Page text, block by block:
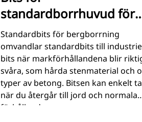
standardborrhuvud för
bergborrning
(bultmonterade)
Standardbits för bergborrning
omvandlar standardbits till
bits när markförhållandena blir
svåra, som hårda stenmaterial och
typer av betong. Bitsen kan enkelt tas av
när du återgår till jord och normala
förhållanden.